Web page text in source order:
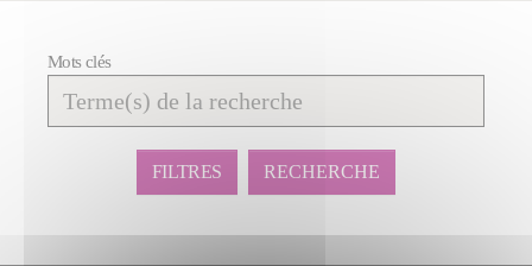
Affiner
la
recherche
Mots clés
FILTRES RECHERCHE